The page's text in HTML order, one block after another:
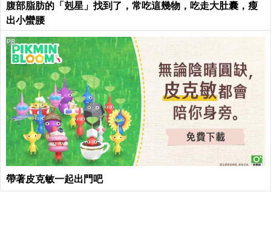
腹部脂肪的「剋星」找到了，常吃這幾物，吃走大肚囊，瘦
出小蠻腰
帶著皮克敏一起出門吧
PR